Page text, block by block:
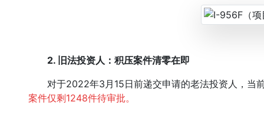
2. 旧法投资人：积压案件清零在即
对于2022年3月15日前递交申请的老法投资人，当
案件仅剩1248件待审批。